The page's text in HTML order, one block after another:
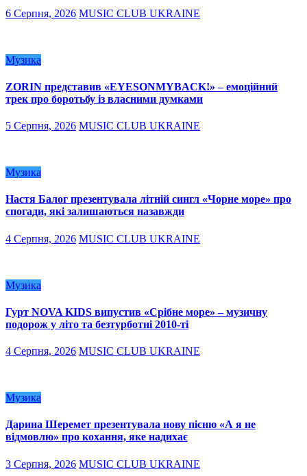
6 Серпня, 2026 MUSIC CLUB UKRAINE
Музика
ZORIN представив «EYESONMYBACK!» – емоційний
трек про боротьбу із власними думками
5 Серпня, 2026 MUSIC CLUB UKRAINE
Музика
Настя Балог презентувала літній сингл «Чорне море» про
спогади, які залишаються назавжди
4 Серпня, 2026 MUSIC CLUB UKRAINE
Музика
Гурт NOVA KIDS випустив «Срібне море» – музичну
подорож у літо та безтурботні 2010-ті
4 Серпня, 2026 MUSIC CLUB UKRAINE
Музика
Дарина Шеремет презентувала нову пісню «А я не
відмовлю» про кохання, яке надихає
3 Серпня, 2026 MUSIC CLUB UKRAINE